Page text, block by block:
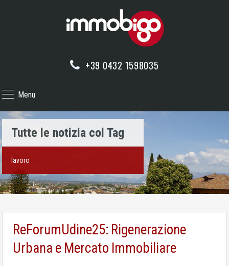
+39 0432 1598035
Menu
Tutte le notizia col Tag
lavoro
ReForumUdine25: Rigenerazione
Urbana e Mercato Immobiliare